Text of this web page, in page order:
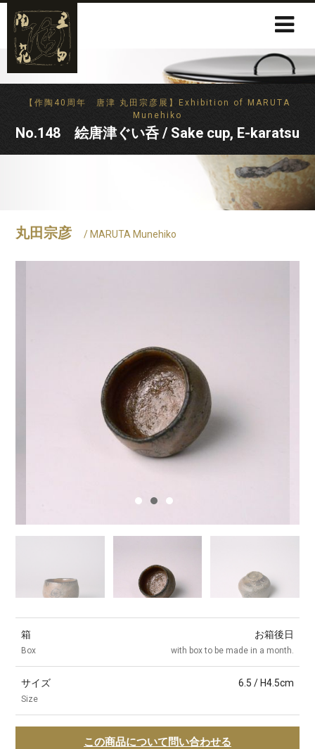
【作陶40周年 唐津 丸田宗彦展】Exhibition of MARUTA
Munehiko
No.148 絵唐津ぐい呑 / Sake cup, E-karatsu
丸田宗彦 / MARUTA Munehiko
箱
Box
お箱後日
with box to be made in a month.
サイズ
Size
6.5 / H4.5cm
この商品について問い合わせる